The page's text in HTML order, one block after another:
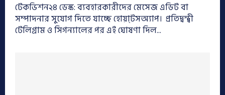
টেকভিশন২৪ ডেস্ক: ব্যবহারকারীদের মেসেজ এডিট বা
সম্পাদনার সুযোগ দিতে যাচ্ছে হোয়া্টসঅ্যাপ। প্রতিদ্বন্দ্বী
টেলিগ্রাম ও সিগন্যালের পর এই ঘোষণা দিল...